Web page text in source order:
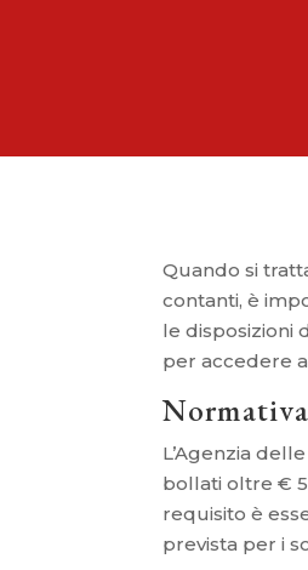
Quando si
contanti, è
le disposizioni
per accedere
L’Agenzia
bollati oltre €
requisito è
prevista per i